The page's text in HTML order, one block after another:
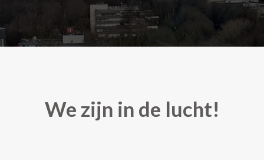
We zijn in de lucht!